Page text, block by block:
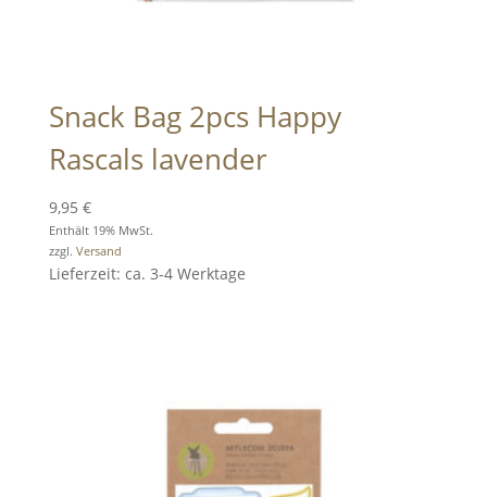
Snack Bag 2pcs Happy
Rascals lavender
9,95 €
Enthält 19% MwSt.
zzgl. Versand
Lieferzeit: ca. 3-4 Werktage